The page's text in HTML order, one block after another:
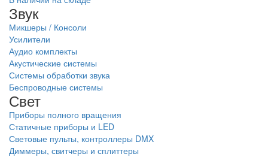
Звук
Микшеры / Консоли
Усилители
Аудио комплекты
Акустические системы
Системы обработки звука
Беспроводные системы
Свет
Приборы полного вращения
Статичные приборы и LED
Световые пульты, контроллеры DMX
Диммеры, свитчеры и сплиттеры